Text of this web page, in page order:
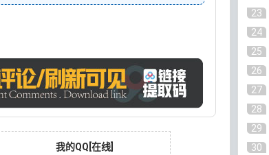
我的QQ[在线]
23
24
25
26
27
28
29
30